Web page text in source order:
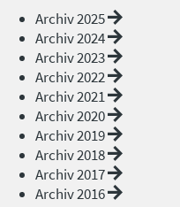
Archiv 2025
Archiv 2024
Archiv 2023
Archiv 2022
Archiv 2021
Archiv 2020
Archiv 2019
Archiv 2018
Archiv 2017
Archiv 2016